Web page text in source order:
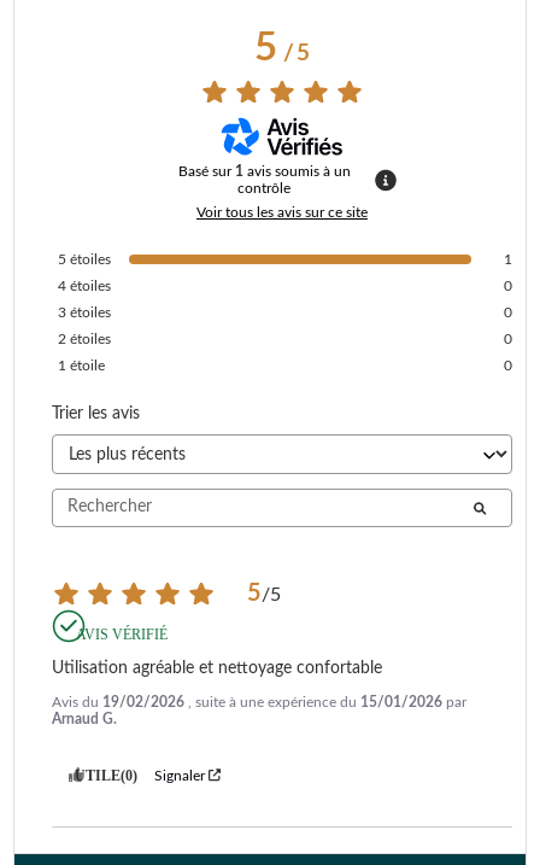
5/ 5
Basé sur 1 avis soumis à un
contrôle
Voir tous les avis sur ce site
5 étoiles
1
4 étoiles
0
3 étoiles
0
2 étoiles
0
1 étoile 0
Trier les avis
5/5
AVIS VÉRIFIÉ
Utilisation agréable et nettoyage confortable
Avis du 19/02/2026 , suite à une expérience du 15/01/2026 par
Arnaud G.
UTILE(0) Signaler